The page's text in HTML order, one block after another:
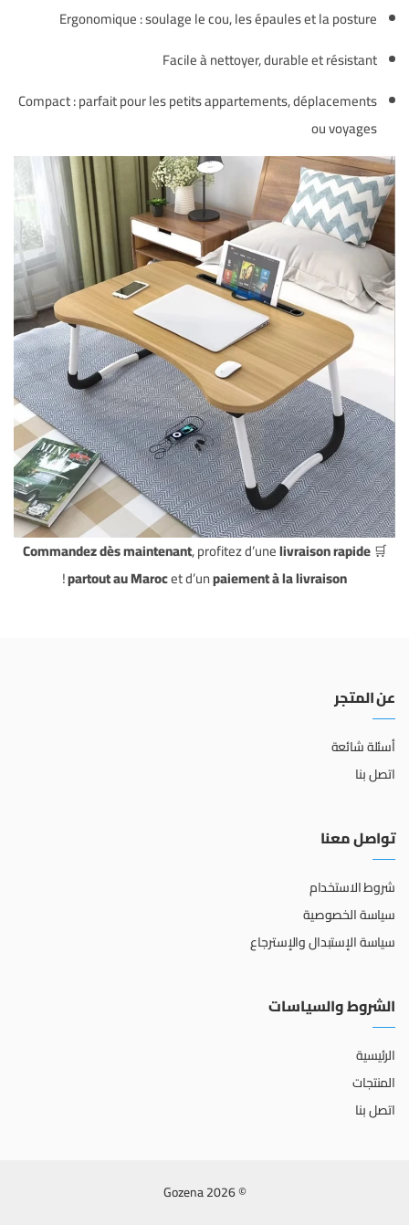
Ergonomique : soulage le cou, les épaules et la posture
Facile à nettoyer, durable et résistant
Compact : parfait pour les petits appartements, déplacements
ou voyages
🛒
Commandez dès maintenant, profitez d’unelivraison rapide
partout au Marocet d’unpaiement à la livraison
!
عن المتجر
أسئلة شائعة
اتصل بنا
تواصل معنا
شروط الاستخدام
سياسة الخصوصية
سياسة الإستبدال والإسترجاع
الشروط والسياسات
الرئيسية
المنتجات
اتصل بنا
© 2026 Gozena